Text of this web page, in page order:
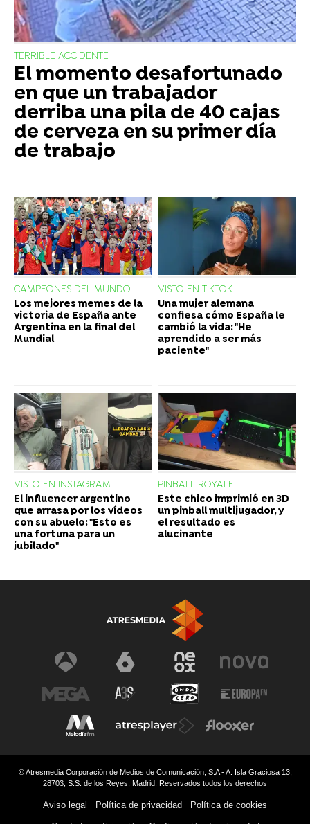
TERRIBLE ACCIDENTE
El momento desafortunado
en que un trabajador
derriba una pila de 40 cajas
de cerveza en su primer día
de trabajo
CAMPEONES DEL MUNDO
Los mejores memes de la
victoria de España ante
Argentina en la final del
Mundial
VISTO EN TIKTOK
Una mujer alemana
confiesa cómo España le
cambió la vida: "He
aprendido a ser más
paciente"
VISTO EN INSTAGRAM
El influencer argentino
que arrasa por los vídeos
con su abuelo: "Esto es
una fortuna para un
jubilado"
PINBALL ROYALE
Este chico imprimió en 3D
un pinball multijugador, y
el resultado es
alucinante
© Atresmedia Corporación de Medios de Comunicación, S.A - A. Isla Graciosa 13,
28703, S.S. de los Reyes, Madrid. Reservados todos los derechos
Aviso legal Política de privacidad Política de cookies